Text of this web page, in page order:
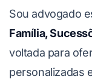
Sou advogado
Família,
voltada para
personalizadas